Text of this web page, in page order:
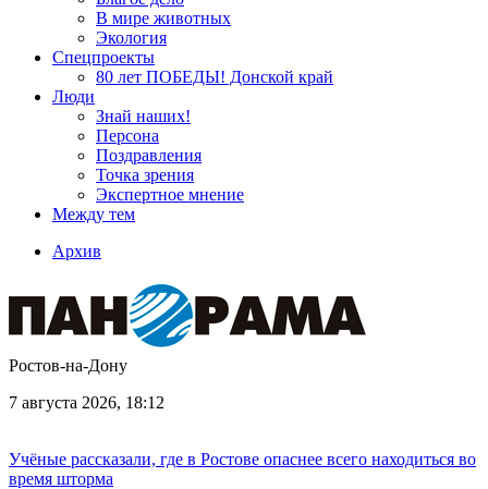
В мире животных
Экология
Спецпроекты
80 лет ПОБЕДЫ! Донской край
Люди
Знай наших!
Персона
Поздравления
Точка зрения
Экспертное мнение
Между тем
Архив
Ростов-на-Дону
7 августа 2026, 18:12
Учёные рассказали, где в Ростове опаснее всего находиться во
время шторма